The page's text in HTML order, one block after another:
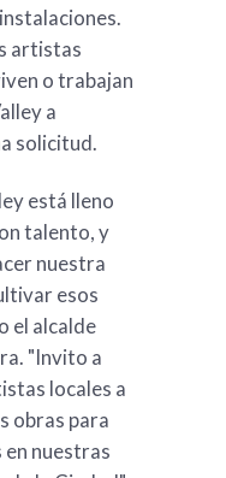
artistas
o trabajan
a
solicitud.
está lleno
talento, y
nuestra
esos
el alcalde
"Invito a
locales a
obras para
en nuestras